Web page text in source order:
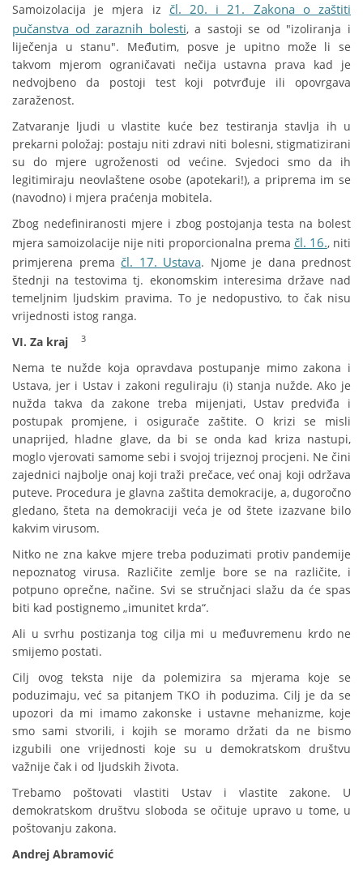
Samoizolacija je mjera iz čl. 20. i 21. Zakona o zaštiti
pučanstva od zaraznih bolesti, a sastoji se od "izoliranja i
liječenja u stanu". Međutim, posve je upitno može li se
takvom mjerom ograničavati nečija ustavna prava kad je
nedvojbeno da postoji test koji potvrđuje ili opovrgava
zaraženost.
Zatvaranje ljudi u vlastite kuće bez testiranja stavlja ih u
prekarni položaj: postaju niti zdravi niti bolesni, stigmatizirani
su do mjere ugroženosti od većine. Svjedoci smo da ih
legitimiraju neovlaštene osobe (apotekari!), a priprema im se
(navodno) i mjera praćenja mobitela.
Zbog nedefiniranosti mjere i zbog postojanja testa na bolest
mjera samoizolacije nije niti proporcionalna prema čl. 16., niti
primjerena prema čl. 17. Ustava. Njome je dana prednost
štednji na testovima tj. ekonomskim interesima države nad
temeljnim ljudskim pravima. To je nedopustivo, to čak nisu
vrijednosti istog ranga.
VI. Za kraj
3
Nema te nužde koja opravdava postupanje mimo zakona i
Ustava, jer i Ustav i zakoni reguliraju (i) stanja nužde. Ako je
nužda takva da zakone treba mijenjati, Ustav predviđa i
postupak promjene, i osigurače zaštite. O krizi se misli
unaprijed, hladne glave, da bi se onda kad kriza nastupi,
moglo vjerovati samome sebi i svojoj trijeznoj procjeni. Ne čini
zajednici najbolje onaj koji traži prečace, već onaj koji održava
puteve. Procedura je glavna zaštita demokracije, a, dugoročno
gledano, šteta na demokraciji veća je od štete izazvane bilo
kakvim virusom.
Nitko ne zna kakve mjere treba poduzimati protiv pandemije
nepoznatog virusa. Različite zemlje bore se na različite, i
potpuno oprečne, načine. Svi se stručnjaci slažu da će spas
biti kad postignemo „imunitet krda“.
Ali u svrhu postizanja tog cilja mi u međuvremenu krdo ne
smijemo postati.
Cilj ovog teksta nije da polemizira sa mjerama koje se
poduzimaju, već sa pitanjem TKO ih poduzima. Cilj je da se
upozori da mi imamo zakonske i ustavne mehanizme, koje
smo sami stvorili, i kojih se moramo držati da ne bismo
izgubili one vrijednosti koje su u demokratskom društvu
važnije čak i od ljudskih života.
Trebamo poštovati vlastiti Ustav i vlastite zakone. U
demokratskom društvu sloboda se očituje upravo u tome, u
poštovanju zakona.
Andrej Abramović